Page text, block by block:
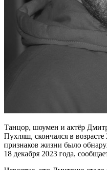
Танцор, шоумен и актёр
Пухляш, скончался в возрасте
признаков жизни было
18 декабря 2023 года,